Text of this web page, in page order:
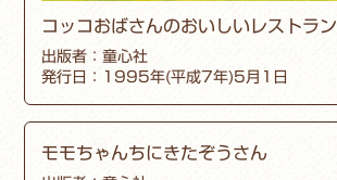
コッコおばさんのおいしいレストラン
出版者：童心社
発行日：1995年(平成7年)5月1日
モモちゃんちにきたぞうさん